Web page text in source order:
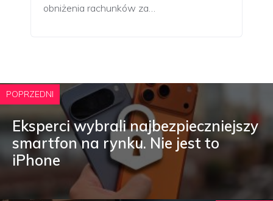
obniżenia rachunków za…
POPRZEDNI
Eksperci wybrali najbezpieczniejszy
smartfon na rynku. Nie jest to
iPhone